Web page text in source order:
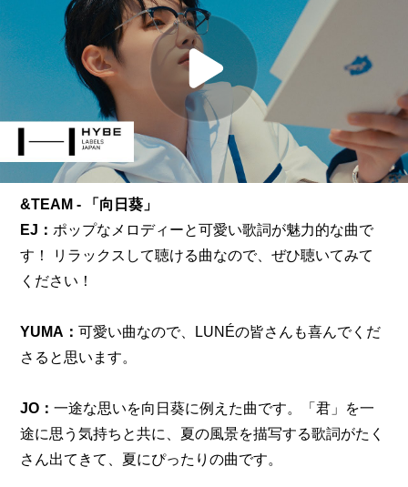
&TEAM - 「向日葵」
EJ： ポップなメロディーと可愛い歌詞が魅力的な曲で
す！ リラックスして聴ける曲なので、ぜひ聴いてみて
ください！
YUMA：可愛い曲なので、LUNÉの皆さんも喜んでくだ
さると思います。
JO：一途な思いを向日葵に例えた曲です。「君」を一
途に思う気持ちと共に、夏の風景を描写する歌詞がたく
さん出てきて、夏にぴったりの曲です。